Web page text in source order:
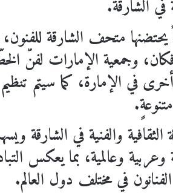
الشارقة.
47 معرضاً يحتضنها متحف
وجمعية الإمارات لفنّ
الثقافية والفنية في الشارقة
وعالمية، بما يعكس
في مختلف دول العالم.